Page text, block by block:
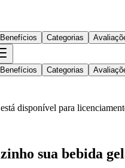
Benefícios Categorias
Benefícios Categorias
disponível para
sua bebida